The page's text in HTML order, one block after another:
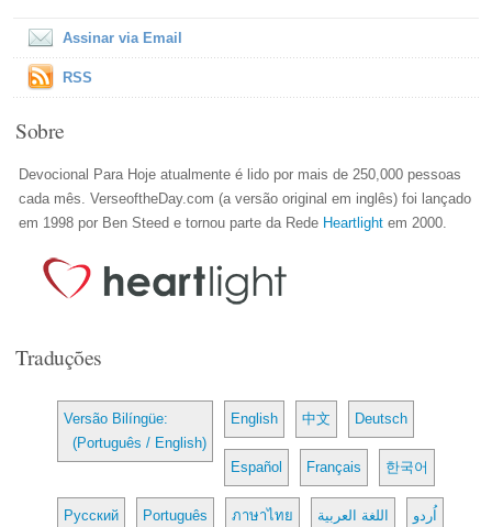
Assinar via Email
RSS
Sobre
Devocional Para Hoje atualmente é lido por mais de 250,000 pessoas
cada mês. VerseoftheDay.com (a versão original em inglês) foi lançado
em 1998 por Ben Steed e tornou parte da Rede Heartlight em 2000.
Traduções
Versão Bilíngüe:
(Português / English)
English 中文 Deutsch
Español Français 한국어
Русский Português ภาษาไทย اللغة العربية اُردو